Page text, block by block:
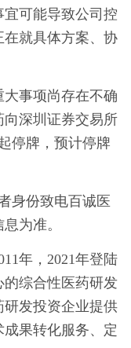
可能导致公司控
就具体方案、协
事项尚存在不确
深圳证券交易所
停牌，预计停牌
身份致电百诚医
为准。
年，2021年登陆
综合性医药研发
发投资企业提供
果转化服务、定